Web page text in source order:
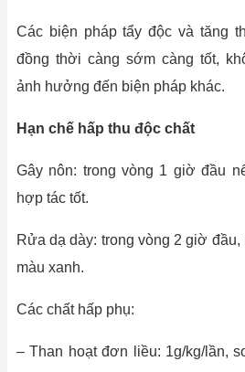
Các biện pháp tẩy độc và tăng
đồng thời càng sớm càng tốt,
ảnh hưởng đến biện pháp khác.
Hạn chế hấp thu độc chất
Gây nôn: trong vòng 1 giờ đầu
hợp tác tốt.
Rửa dạ dày: trong vòng 2 giờ
màu xanh.
Các chất hấp phụ:
– Than hoạt đơn liều: 1g/kg/lần,